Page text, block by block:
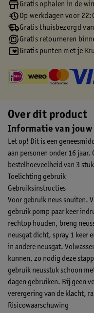
Gratis ophalen in de
Op werkdagen voor
Gratis thuisbezorgd
Gratis retourneren
Gratis punten met je
Over dit product
Informatie van jouw
Let op! Dit is een
aan personen onder 16 jaar.
bestelhoeveelheid van 3
Toelichting gebruik
Gebruiksinstructies
Voor gebruik neus snuiten.
gebruik pomp paar keer
rechtop houden, breng
neusgat dicht, spray 1 keer
in andere neusgat.
kunnen, zo nodig deze
gebruik neusstuk schoon
dagen gebruiken. Bij geen
verergering van de klacht,
Risicowaarschuwing